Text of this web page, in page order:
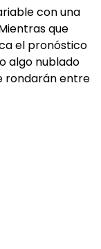
con una
que
el pronóstico
algo nublado
rondarán entre